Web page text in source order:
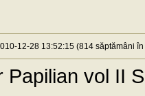
12-28 13:52:15 (814 săptămâni în
Papilian vol II